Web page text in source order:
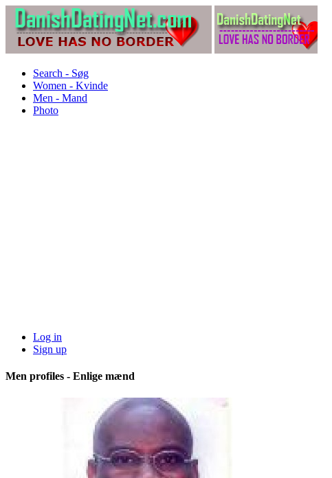
Search - Søg
Women - Kvinde
Men - Mand
Photo
Log in
Sign up
Men profiles - Enlige mænd